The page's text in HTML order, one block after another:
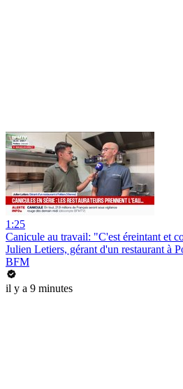
1:25
Canicule au travail: "C'est éreintant et
Julien Letiers, gérant d'un restaurant à
BFM
il y a 9 minutes